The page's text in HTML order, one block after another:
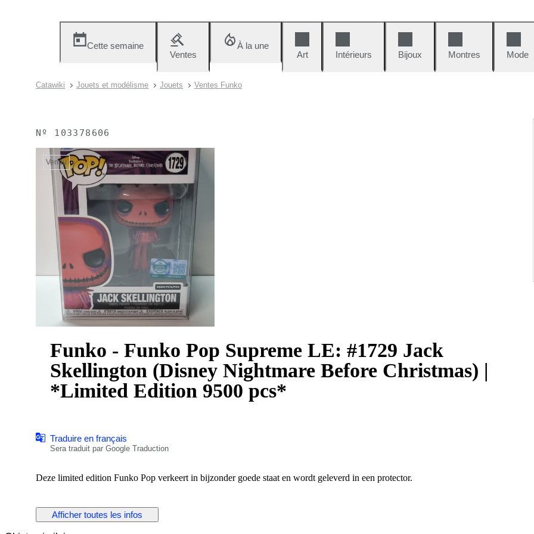
Cette semaine
Ventes
À la une
Art
Intérieurs Bijoux Montres Mode
Catawiki Jouets et modélisme Jouets Ventes Funko
Nº 103378606
Vendu
Funko - Funko Pop Supreme LE: #1729 Jack
Skellington (Disney Nightmare Before Christmas) |
*Limited Edition 9500 pcs*
Traduire en français
Sera traduit par Google Traduction
Deze limited edition Funko Pop verkeert in bijzonder goede staat en wordt geleverd in een protector.
Afficher toutes les infos